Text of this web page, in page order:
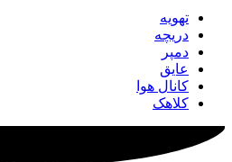
تهویه
دریچه
دمپر
عایق
کانال هوا
کلاهک